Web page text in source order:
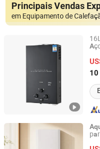
em Equipamento de
A
10
Foshan Haoxing
Guangdong, China
par
Guangdong Kisense Co.,